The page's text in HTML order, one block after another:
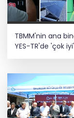
TBMM'nin ana
YES-TR'de 'çok iyi'